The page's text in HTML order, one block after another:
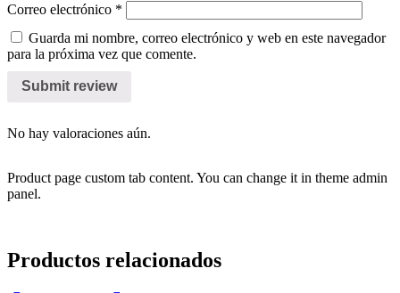
Correo electrónico *
Guarda mi nombre, correo electrónico y web en este navegador
para la próxima vez que comente.
No hay valoraciones aún.
Product page custom tab content. You can change it in theme admin
panel.
Productos relacionados